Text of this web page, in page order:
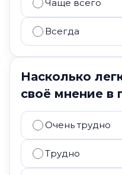
Чаще всего
Всегда
Насколько
своё мнение в
Очень трудно
Трудно